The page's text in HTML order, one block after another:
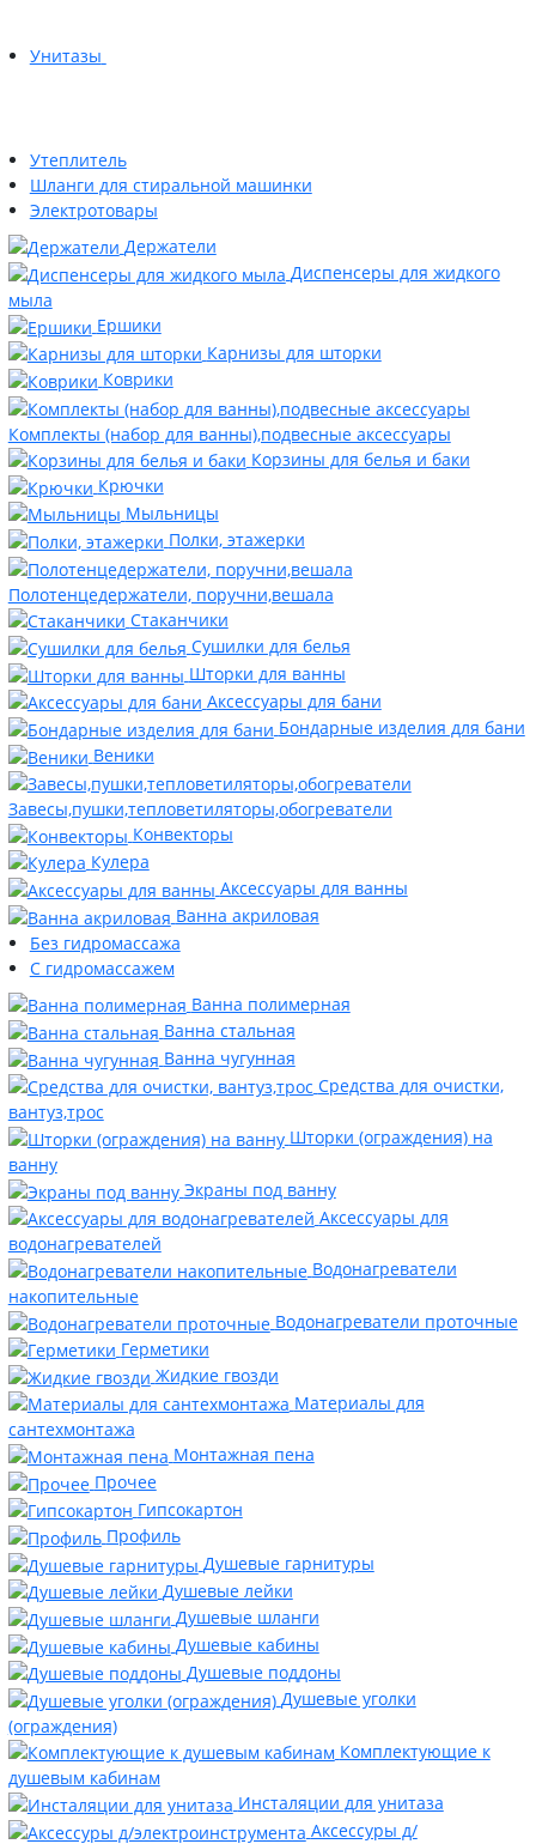
Унитазы
Утеплитель
Шланги для стиральной машинки
Электротовары
Держатели
Диспенсеры для жидкого
мыла
Ершики
Карнизы для шторки
Коврики
Комплекты (набор для ванны),подвесные аксессуары
Корзины для белья и баки
Крючки
Мыльницы
Полки, этажерки
Полотенцедержатели, поручни,вешала
Стаканчики
Сушилки для белья
Шторки для ванны
Аксессуары для бани
Бондарные изделия для бани
Веники
Завесы,пушки,тепловетиляторы,обогреватели
Конвекторы
Кулера
Аксессуары для ванны
Ванна акриловая
Без гидромассажа
С гидромассажем
Ванна полимерная
Ванна стальная
Ванна чугунная
Средства для очистки,
вантуз,трос
Шторки (ограждения) на
ванну
Экраны под ванну
Аксессуары для
водонагревателей
Водонагреватели
накопительные
Водонагреватели проточные
Герметики
Жидкие гвозди
Материалы для
сантехмонтажа
Монтажная пена
Прочее
Гипсокартон
Профиль
Душевые гарнитуры
Душевые лейки
Душевые шланги
Душевые кабины
Душевые поддоны
Душевые уголки
(ограждения)
Комплектующие к
душевым кабинам
Инсталяции для унитаза
Аксессуры д/